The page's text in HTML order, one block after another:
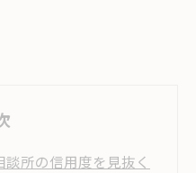
所の信用度を見抜く